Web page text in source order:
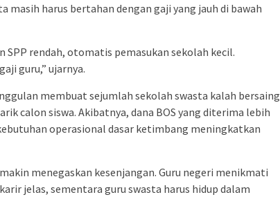
masih harus bertahan dengan gaji yang jauh di bawah
SPP rendah, otomatis pemasukan sekolah kecil.
guru,” ujarnya.
membuat sejumlah sekolah swasta kalah bersaing
calon siswa. Akibatnya, dana BOS yang diterima lebih
operasional dasar ketimbang meningkatkan
menegaskan kesenjangan. Guru negeri menikmati
jelas, sementara guru swasta harus hidup dalam